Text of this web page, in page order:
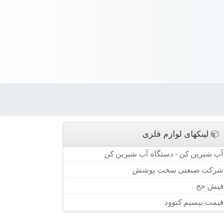
لینکهای لوازم فلزی
آب شیرین کن - دستگاه آب شیرین کن
شرکت صنعتی سخت پوشش
فیش حج
قیمت بیسیم کنوود